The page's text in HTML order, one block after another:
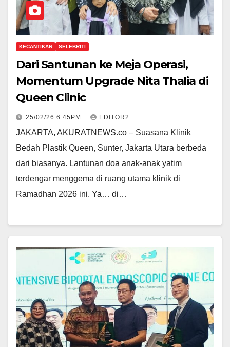
KECANTIKAN SELEBRITI
Dari Santunan ke Meja Operasi,
Momentum Upgrade Nita Thalia di
Queen Clinic
25/02/26 6:45PM EDITOR2
JAKARTA, AKURATNEWS.co – Suasana Klinik
Bedah Plastik Queen, Sunter, Jakarta Utara berbeda
dari biasanya. Lantunan doa anak-anak yatim
terdengar menggema di ruang utama klinik di
Ramadhan 2026 ini. Ya… di…